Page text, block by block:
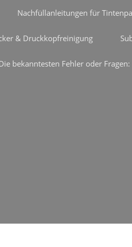
Nachfüllanleitungen für
& Druckkopfreinigung
bekanntesten Fehler oder Fragen: